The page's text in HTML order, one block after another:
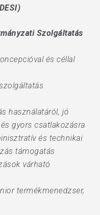
Szolgáltatás
és céllal
használatáról, jó
gyors csatlakozásra
és technikai
támogatás
várható
termékmenedzser,